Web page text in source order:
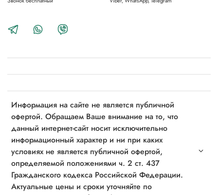
Информация на сайте не является публичной
офертой. Обращаем Ваше внимание на то, что
данный интернет-сайт носит исключительно
информационный характер и ни при каких
условиях не является публичной офертой,
определяемой положениями ч. 2 ст. 437
Гражданского кодекса Российской Федерации.
Актуальные цены и сроки уточняйте по